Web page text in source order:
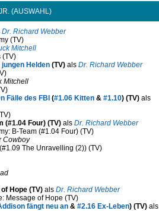
(AUSWAHL)
Dr. Richard Webber
(TV)
Mitchell
(TV)
Helden (TV) als Dr. Richard Webber
Mitchell
Fälle des FBI (#1.06 Kitten & #1.10) (TV) als
(#1.04 Four) (TV) als Dr. Richard Webber
B-Team (#1.04 Four) (TV)
Cowboy
The Unravelling (2)) (TV)
Hope (TV) als Dr. Richard Webber
Message of Hope (TV)
fängt neu an & #2.16 Ex-Leben) (TV) als